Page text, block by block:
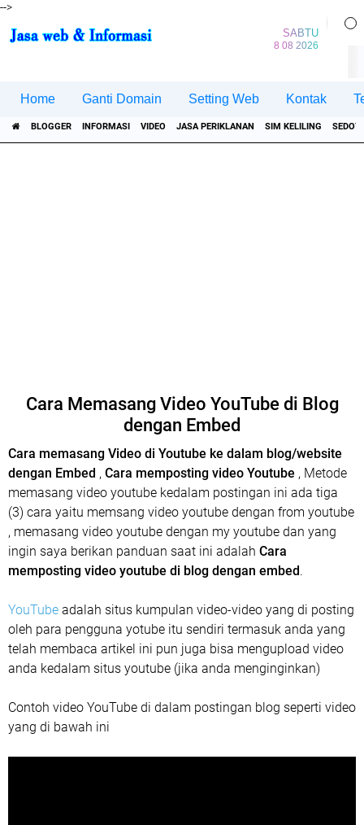
-->
SABTU
8 08 2026
Home Ganti Domain Setting Web Kontak
BLOGGER INFORMASI VIDEO JASA PERIKLANAN SIM KELILING SEDOT
Cara Memasang Video YouTube di Blog
dengan Embed
Cara memasang Video di Youtube ke dalam blog/website
dengan Embed , Cara memposting video Youtube , Metode
memasang video youtube kedalam postingan ini ada tiga
(3) cara yaitu memsang video youtube dengan from youtube
, memasang video youtube dengan my youtube dan yang
ingin saya berikan panduan saat ini adalah Cara
memposting video youtube di blog dengan embed.
YouTube adalah situs kumpulan video-video yang di posting
oleh para pengguna yotube itu sendiri termasuk anda yang
telah membaca artikel ini pun juga bisa mengupload video
anda kedalam situs youtube (jika anda menginginkan)
Contoh video YouTube di dalam postingan blog seperti video
yang di bawah ini